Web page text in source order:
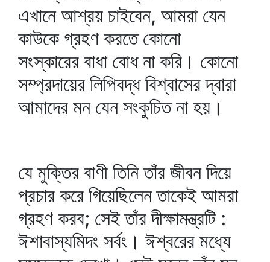
এখানে আশ্রয় চাইবেন, আমরা যেন
কাউকে গ্রহণ করতে কোনো
সংস্কারের বাধা বোধ না করি। কোনো
সম্প্রদায়ের লিপিবদ্ধ বিশ্বাসের দ্বারা
আমাদের মন যেন সংকুচিত না হয়।
যে মুক্তির বাণী তিনি তাঁর জীবন দিয়ে
প্রচার করে গিয়েছিলেন তাকেই আমরা
গ্রহণ করব; সেই তাঁর দীক্ষামন্ত্রটি :
ঈশাবাস্যমিদং সর্বং। ঈশ্বরের মধ্যে